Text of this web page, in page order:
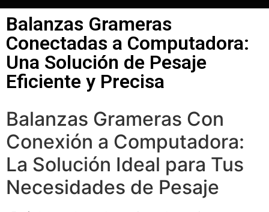
Balanzas Grameras
Conectadas a Computadora:
Una Solución de Pesaje
Eficiente y Precisa
Balanzas Grameras Con
Conexión a Computadora:
La Solución Ideal para Tus
Necesidades de Pesaje